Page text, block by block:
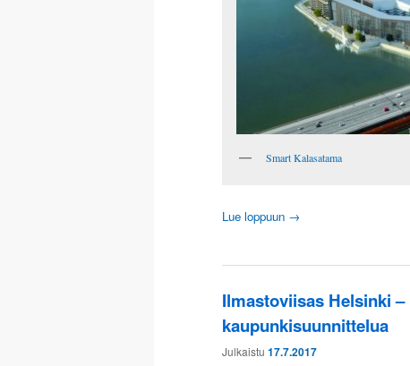
Smart Kalasatama
Lue loppuun →
Ilmastoviisas Helsinki
kaupunkisuunnittelua
Julkaistu 17.7.2017